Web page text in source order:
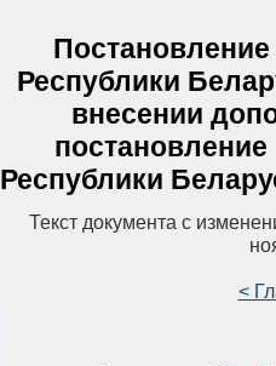
Республики
внесении
Республики
Текст документа с
<